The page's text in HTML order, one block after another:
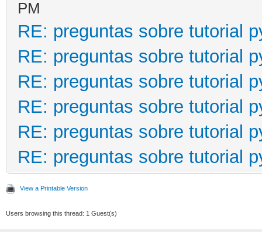
PM
RE: preguntas sobre tutorial
RE: preguntas sobre tutorial
RE: preguntas sobre tutorial
RE: preguntas sobre tutorial
RE: preguntas sobre tutorial
RE: preguntas sobre tutorial
View a Printable Version
Users browsing this thread: 1 Guest(s)